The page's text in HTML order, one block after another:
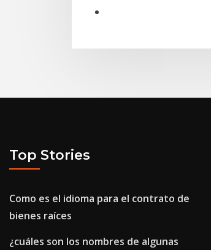
Top Stories
Como es el idioma para el contrato de
bienes raíces
¿cuáles son los nombres de algunas